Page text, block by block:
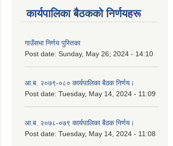
कार्यपालिका बैठकको निर्णयहरू
गाउँसभा निर्णय पुस्तिका
Post date: Sunday, May 26, 2024 - 14:10
आ.ब. २०७९-०८० कार्यपालिका बैठक निर्णय।
Post date: Tuesday, May 14, 2024 - 11:09
आ.ब. २०७८-०७९ कार्यपालिका बैठक निर्णय।
Post date: Tuesday, May 14, 2024 - 11:08